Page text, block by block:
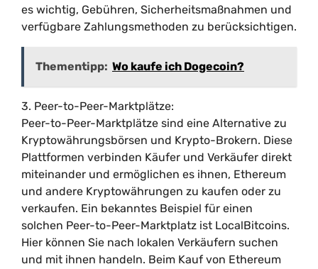
es wichtig, Gebühren, Sicherheitsmaßnahmen und
verfügbare Zahlungsmethoden zu berücksichtigen.
Thementipp: Wo kaufe ich Dogecoin?
3. Peer-to-Peer-Marktplätze:
Peer-to-Peer-Marktplätze sind eine Alternative zu
Kryptowährungsbörsen und Krypto-Brokern. Diese
Plattformen verbinden Käufer und Verkäufer direkt
miteinander und ermöglichen es ihnen, Ethereum
und andere Kryptowährungen zu kaufen oder zu
verkaufen. Ein bekanntes Beispiel für einen
solchen Peer-to-Peer-Marktplatz ist LocalBitcoins.
Hier können Sie nach lokalen Verkäufern suchen
und mit ihnen handeln. Beim Kauf von Ethereum